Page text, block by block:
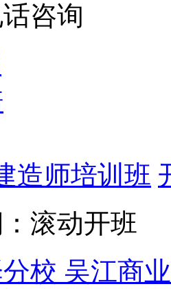
咨询
造师培训班
滚动开班
校 吴江商